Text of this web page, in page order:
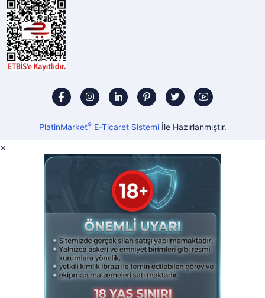
PlatinMarket®E-Ticaret Sistemiİle Hazırlanmıştır.
×